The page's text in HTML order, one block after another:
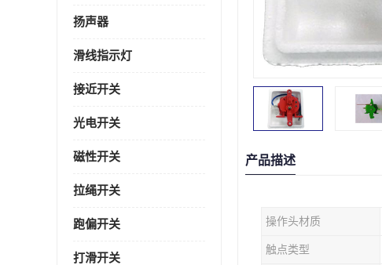
扬声器
滑线指示灯
接近开关
光电开关
磁性开关
拉绳开关
跑偏开关
打滑开关
产品描述
操作头材质
触点类型